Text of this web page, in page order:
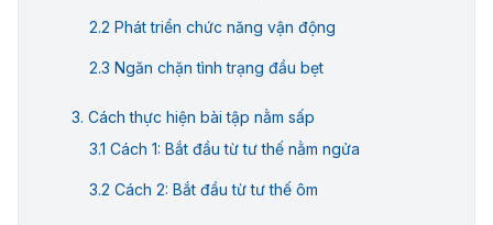
Phát triển chức năng vận động
Ngăn chặn tình trạng đầu bẹt
Cách thực hiện bài tập nằm sấp
Cách 1: Bắt đầu từ tư thế nằm ngửa
Cách 2: Bắt đầu từ tư thế ôm